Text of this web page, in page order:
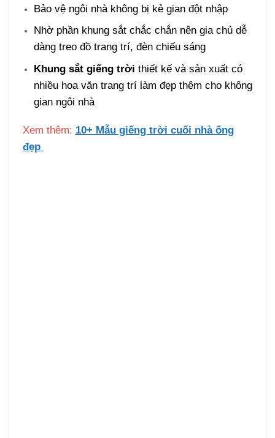
Bảo vệ ngôi nhà không bị kẻ gian đột nhập
Nhờ phần khung sắt chắc chắn nên gia chủ dễ
dàng treo đồ trang trí, đèn chiếu sáng
Khung sắt giếng trời thiết kế và sản xuất có
nhiều hoa văn trang trí làm đẹp thêm cho không
gian ngôi nhà
Xem thêm: 10+ Mẫu giếng trời cuối nhà ống
đẹp